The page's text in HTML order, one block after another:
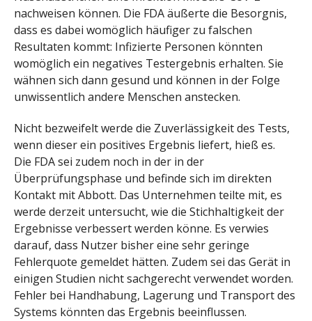
nachweisen können. Die FDA äußerte die Besorgnis,
dass es dabei womöglich häufiger zu falschen
Resultaten kommt: Infizierte Personen könnten
womöglich ein negatives Testergebnis erhalten. Sie
wähnen sich dann gesund und können in der Folge
unwissentlich andere Menschen anstecken.
Nicht bezweifelt werde die Zuverlässigkeit des Tests,
wenn dieser ein positives Ergebnis liefert, hieß es.
Die FDA sei zudem noch in der in der
Überprüfungsphase und befinde sich im direkten
Kontakt mit Abbott. Das Unternehmen teilte mit, es
werde derzeit untersucht, wie die Stichhaltigkeit der
Ergebnisse verbessert werden könne. Es verwies
darauf, dass Nutzer bisher eine sehr geringe
Fehlerquote gemeldet hätten. Zudem sei das Gerät in
einigen Studien nicht sachgerecht verwendet worden.
Fehler bei Handhabung, Lagerung und Transport des
Systems könnten das Ergebnis beeinflussen.